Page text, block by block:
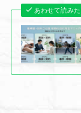
あわせて読み